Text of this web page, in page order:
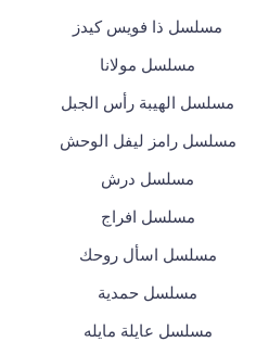
مسلسل ذا فويس كيدز
مسلسل مولانا
مسلسل الهيبة رأس الجبل
مسلسل رامز ليفل الوحش
مسلسل درش
مسلسل افراج
مسلسل اسأل روحك
مسلسل حمدية
مسلسل عايلة مايله